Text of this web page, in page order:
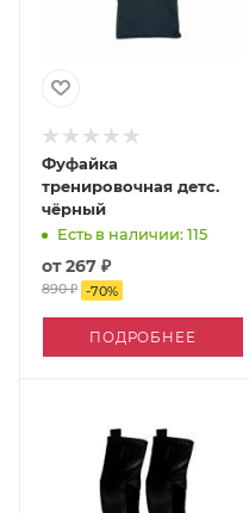
Фуфайка
тренировочная детс.
чёрный
Есть в наличии: 115
от267 ₽
890 ₽ -70%
ПОДРОБНЕЕ